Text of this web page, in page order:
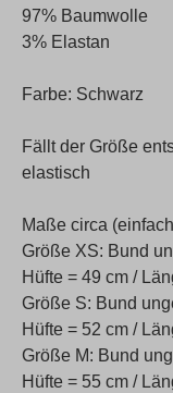
97% Baumwolle
3% Elastan
Farbe: Schwarz
Fällt der Größe
elastisch
Maße circa
Größe XS: Bund
Hüfte = 49 cm /
Größe S: Bund
Hüfte = 52 cm /
Größe M: Bund
Hüfte = 55 cm /